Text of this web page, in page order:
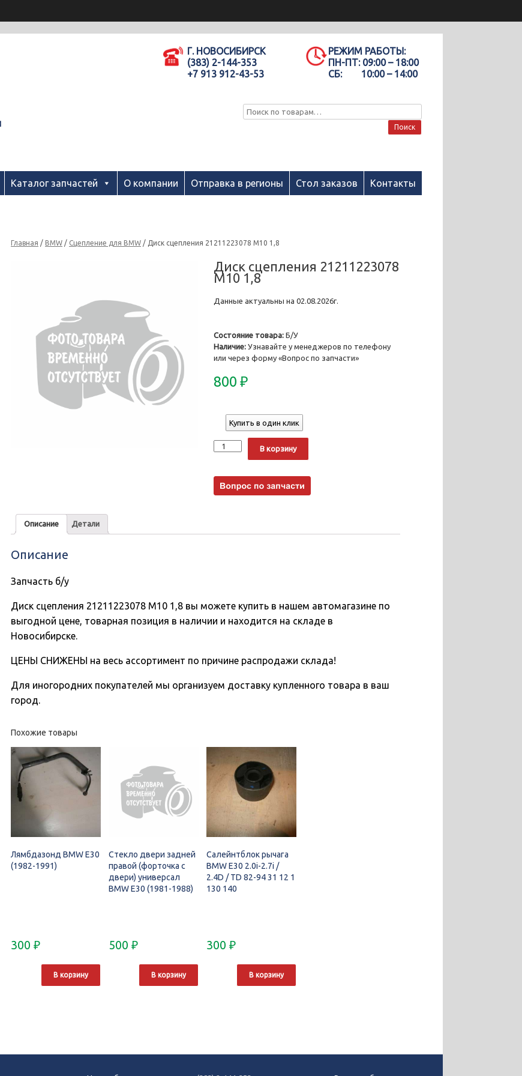
Г. НОВОСИБИРСК
(383) 2-144-353
+7 913 912-43-53
РЕЖИМ РАБОТЫ:
ПН-ПТ: 09:00 – 18:00
СБ:
10:00 – 14:00
Поиск
Каталог запчастей О компании Отправка в регионы Стол заказов Контакты
Главная /BMW / Сцепление для BMW / Диск сцепления 21211223078 М10 1,8
Диск сцепления 21211223078
М10 1,8
Данные актуальны на 02.08.2026г.
Состояние товара: Б/У
Наличие: Узнавайте у менеджеров по телефону
или через форму «Вопрос по запчасти»
800₽
Купить в один клик
Количество
В корзину
Описание Детали
Описание
Запчасть б/у
Диск сцепления 21211223078 М10 1,8 вы можете купить в нашем автомагазине по
выгодной цене, товарная позиция в наличии и находится на складе в
Новосибирске.
ЦЕНЫ СНИЖЕНЫ на весь ассортимент по причине распродажи склада!
Для иногородних покупателей мы организуем доставку купленного товара в ваш
город.
Похожие товары
Лямбдазонд BMW E30
(1982-1991)
300₽
В корзину
Стекло двери задней
правой (форточка с
двери) универсал
BMW E30 (1981-1988)
500 ₽
В корзину
Салейнтблок рычага
BMW E30 2.0i-2.7i /
2.4D / TD 82-94 31 12 1
130 140
300 ₽
В корзину